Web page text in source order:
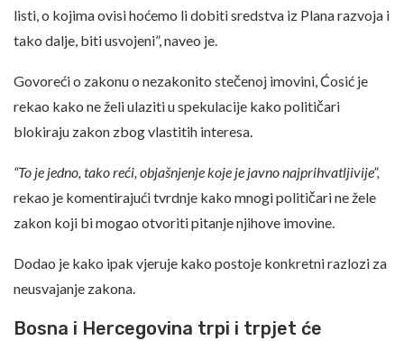
listi, o kojima ovisi hoćemo li dobiti sredstva iz Plana razvoja i
tako dalje, biti usvojeni”, naveo je.
Govoreći o zakonu o nezakonito stečenoj imovini, Ćosić je
rekao kako ne želi ulaziti u spekulacije kako političari
blokiraju zakon zbog vlastitih interesa.
“To je jedno, tako reći, objašnjenje koje je javno najprihvatljivije”,
rekao je komentirajući tvrdnje kako mnogi političari ne žele
zakon koji bi mogao otvoriti pitanje njihove imovine.
Dodao je kako ipak vjeruje kako postoje konkretni razlozi za
neusvajanje zakona.
Bosna i Hercegovina trpi i trpjet će